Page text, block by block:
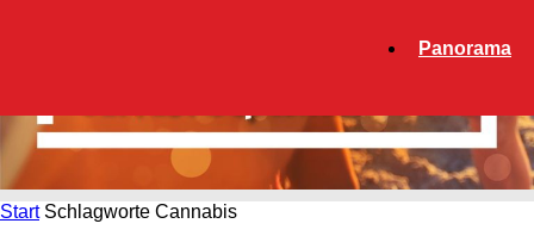
Panorama
Start Schlagworte Cannabis